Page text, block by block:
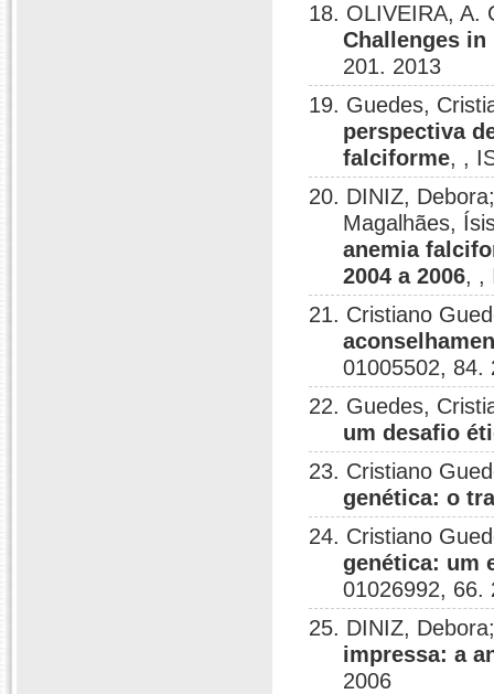
18. OLIVEIRA, A.
Challenges
201. 2013
19. Guedes,
perspectiva
falciforme, ,
20. DINIZ,
Magalhães,
anemia
2004 a 2006, ,
21. Cristiano
01005502, 84.
22. Guedes,
um desafio
23. Cristiano
genética: o
24. Cristiano
genética: um
01026992, 66.
25. DINIZ,
impressa: a
2006